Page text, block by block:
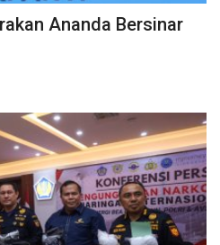
Ananda Bersinar